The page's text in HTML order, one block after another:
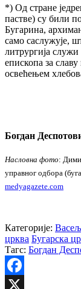
*) Од стране
пастве) су били
Бугарина,
само саслужује,
литрургија
епископа за
освећењем
Богдан
Насловна фото:
управног одбора
medyagazete.com
Категорије:
црква Бугарска
Тагс: Богдан
Facebook